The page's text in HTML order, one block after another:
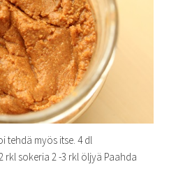
tehdä myös itse. 4 dl
sokeria 2 -3 rkl öljyä Paahda